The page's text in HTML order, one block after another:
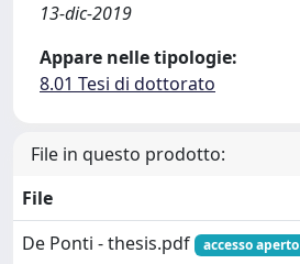
13-dic-2019
Appare nelle tipologie:
8.01 Tesi di dottorato
File in questo prodotto:
File
De Ponti - thesis.pdf
accesso aperto